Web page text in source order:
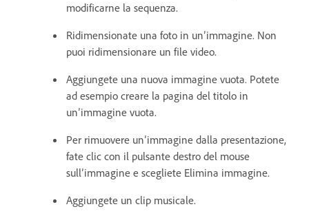
modificarne la sequenza.
Ridimensionate una foto in un’immagine. Non
puoi ridimensionare un file video.
Aggiungete una nuova immagine vuota. Potete
ad esempio creare la pagina del titolo in
un’immagine vuota.
Per rimuovere un’immagine dalla presentazione,
fate clic con il pulsante destro del mouse
sull’immagine e scegliete Elimina immagine.
Aggiungete un clip musicale.